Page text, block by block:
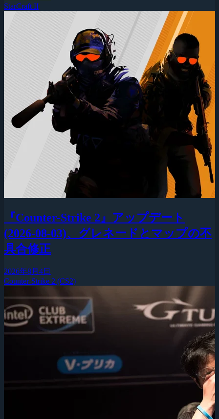
StarCraft II
『Counter-Strike 2』アップデート
(2026-08-03)、グレネードとマップの不
具合修正
2026年8月4日
Counter-Strike 2 (CS2)